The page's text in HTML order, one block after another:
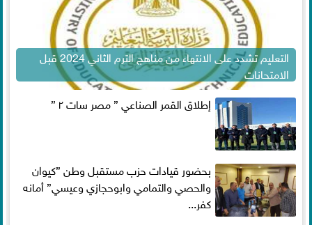
التعليم تشدد على الانتهاء من مناهج الترم الثاني 2024 قبل
الامتحانات
إطلاق القمر الصناعي ” مصر سات ٢ ”
بحضور قيادات حزب مستقبل وطن ”كيوان
والحصي والتمامي وابوحجازي وعيسي” أمانه
كفر...